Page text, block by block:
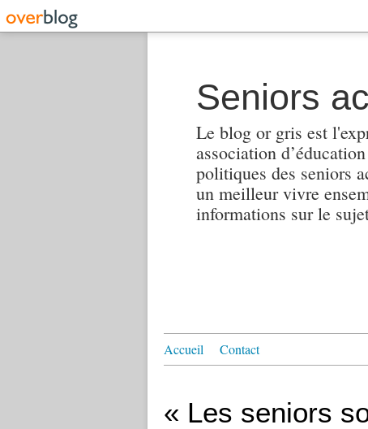
Seniors
Le blog or gris est
association
politiques des seniors
un meilleur vivre
informations sur le
Accueil Contact
« Les seniors